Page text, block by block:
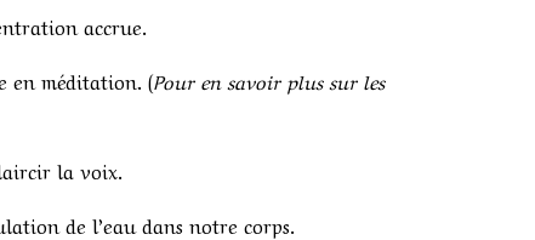
accrue.
en méditation. (Pour en savoir plus sur les
la voix.
de l’eau dans notre corps.